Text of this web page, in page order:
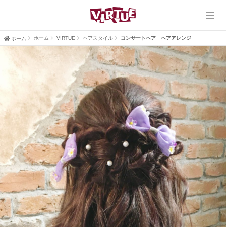
ホーム
VIRTUE
VIRTUE PLUS
ヘアスタイル
ブログ
口コミ
採用情報
ホーム ホーム VIRTUE ヘアスタイル コンサートヘア ヘアアレンジ